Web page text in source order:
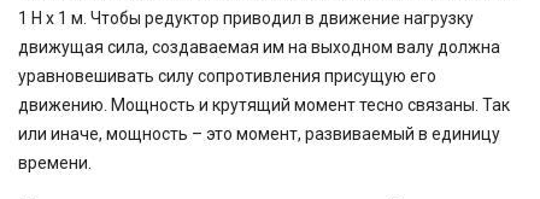
1 Н x 1 м. Чтобы редуктор приводил в движение нагрузку
движущая сила, создаваемая им на выходном валу должна
уравновешивать силу сопротивления присущую его
движению. Мощность и крутящий момент тесно связаны. Так
или иначе, мощность – это момент, развиваемый в единицу
времени.